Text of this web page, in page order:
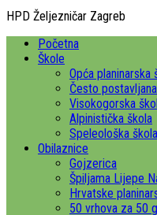
HPD Željezničar Zagreb
Početna
Škole
Opća
Često
Visokogorska
Alpinistička škola
Speleološka
Obilaznice
Gojzerica
Špiljama Lijepe
Hrvatske
50 vrhova za 50